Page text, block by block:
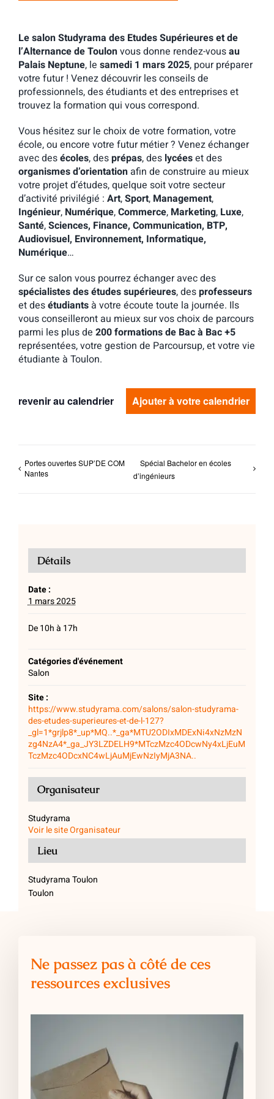
Le salon Studyrama des Etudes Supérieures et de
l’Alternance de Toulonvous donne rendez-vousau
Palais Neptune, le samedi 1 mars 2025, pour préparer
votre futur ! Venez découvrir les conseils de
professionnels, des étudiants et des entreprises et
trouvez la formation qui vous correspond.
Vous hésitez sur le choix de votre formation, votre
école, ou encore votre futur métier ? Venez échanger
avec desécoles, desprépas, des lycéeset des
organismes d’orientationafin de construire au mieux
votre projet d’études, quelque soit votre secteur
d’activité privilégié : Art,Sport, Management,
Ingénieur, Numérique,Commerce, Marketing, Luxe,
Santé,Sciences, Finance, Communication, BTP,
Audiovisuel, Environnement, Informatique,
Numérique…
Sur ce salon vous pourrez échanger avec des
spécialistes des études supérieures, desprofesseurs
et desétudiantsà votre écoute toute la journée. Ils
vous conseilleront au mieux sur vos choix de parcours
parmi les plus de 200 formations de Bac à Bac +5
représentées, votre gestion de Parcoursup, et votre vie
étudiante à Toulon.
revenir au calendrier Ajouter à votre calendrier
Portes ouvertes SUP’DE COM
Nantes
Spécial Bachelor en écoles
d’ingénieurs
Détails
Date :
1 mars 2025
De 10h à 17h
Catégories d'événement
Salon
Site :
https://www.studyrama.com/salons/salon-studyrama-
des-etudes-superieures-et-de-l-127?
_gl=1*grjlp8*_up*MQ..*_ga*MTU2ODIxMDExNi4xNzMzN
zg4NzA4*_ga_JY3LZDELH9*MTczMzc4ODcwNy4xLjEuM
TczMzc4ODcxNC4wLjAuMjEwNzIyMjA3NA..
Lieu
Studyrama Toulon
Toulon
Organisateur
Studyrama
Voir le site Organisateur
Ne passez pas à côté de ces
ressources exclusives